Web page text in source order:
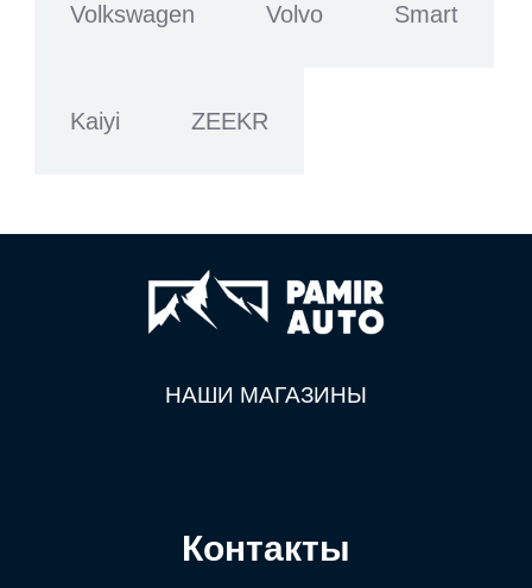
Volkswagen Volvo Smart
Kaiyi ZEEKR
НАШИ МАГАЗИНЫ
Контакты